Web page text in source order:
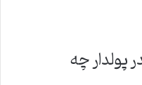
پدر پولدار چه